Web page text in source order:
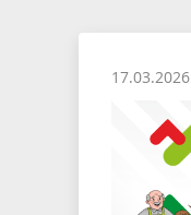
17.03.2026